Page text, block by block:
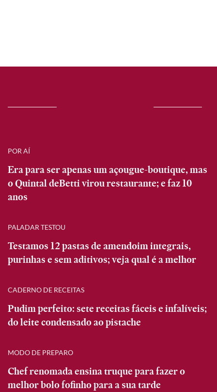
POR AÍ
Era para ser apenas um açougue-boutique, mas
o Quintal deBetti virou restaurante; e faz 10
anos
PALADAR TESTOU
Testamos 12 pastas de amendoim integrais,
purinhas e sem aditivos; veja qual é a melhor
CADERNO DE RECEITAS
Pudim perfeito: sete receitas fáceis e infalíveis;
do leite condensado ao pistache
MODO DE PREPARO
Chef renomada ensina truque para fazer o
melhor bolo fofinho para a sua tarde